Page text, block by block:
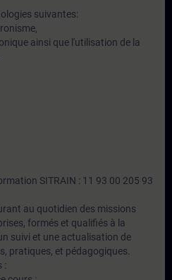
suivantes:
ainsi que l'utilisation de la
SITRAIN : 11 93 00 205 93
au quotidien des missions
formés et qualifiés à la
suivi et une actualisation de
pratiques, et pédagogiques.
: